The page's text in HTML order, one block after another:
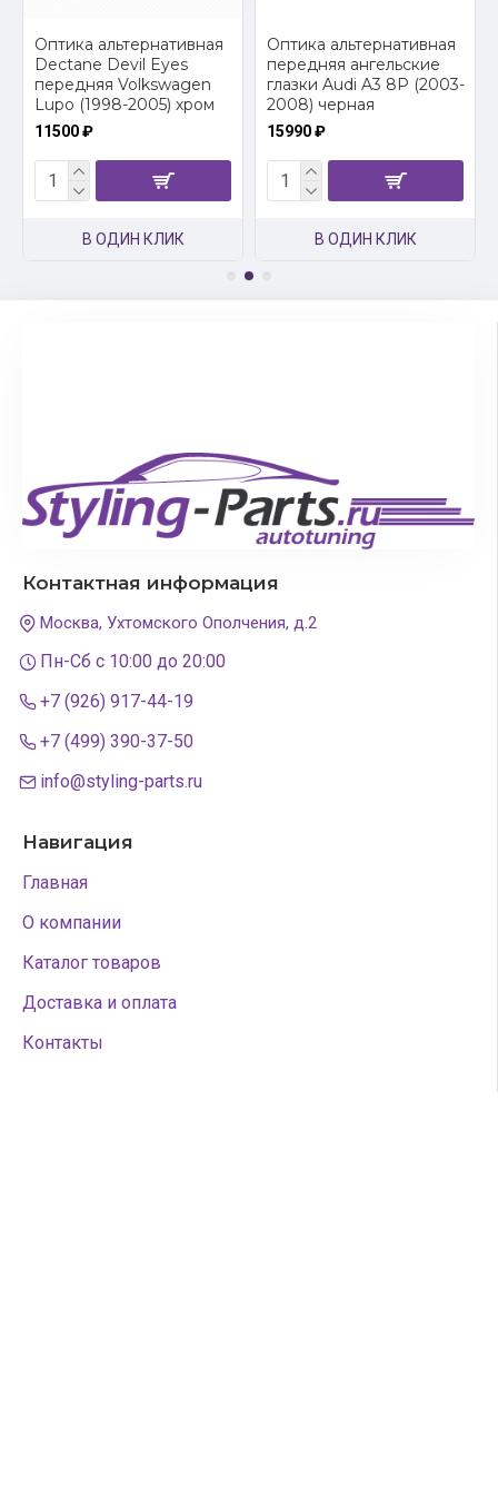
Оптика альтернативная
Dectane Devil Eyes
передняя Volkswagen
Lupo (1998-2005) хром
11500 ₽
В ОДИН КЛИК
Оптика альтернативная
передняя ангельские
глазки Audi A3 8P (2003-
2008) черная
15990 ₽
В ОДИН КЛИК
Контактная информация
Москва, Ухтомского Ополчения, д.2
Пн-Сб с 10:00 до 20:00
+7 (926) 917-44-19
+7 (499) 390-37-50
info@styling-parts.ru
Навигация
Главная
О компании
Каталог товаров
Доставка и оплата
Контакты